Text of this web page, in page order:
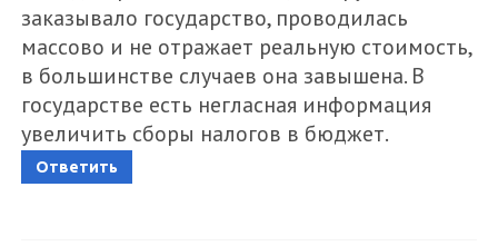
заказывало государство, проводилась
массово и не отражает реальную стоимость,
в большинстве случаев она завышена. В
государстве есть негласная информация
увеличить сборы налогов в бюджет.
Ответить